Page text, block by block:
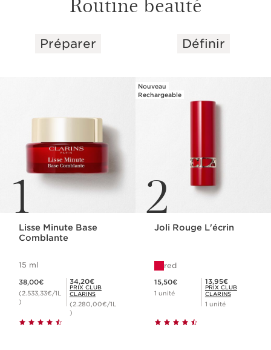
ALLER AU CONTENU
Préparer
1
Lisse Minute Base
Comblante
15 ml
38,00€
(2.533,33€/1L
)
Prix Club Clarins 34,20€
34,20€
PRIX CLUB
CLARINS
(2.280,00€/1L
)
Définir
2
Nouveau
Rechargeable
Joli Rouge L'écrin
red
15,50€
1 unité
Prix Club Clarins 13,95€
13,95€
PRIX CLUB
CLARINS
1 unité